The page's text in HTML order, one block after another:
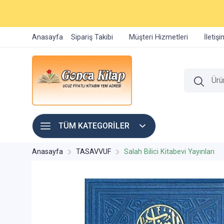
Anasayfa Sipariş Takibi Müşteri Hizmetleri
TÜM KATEGORİLER
Anasayfa TASAVVUF Salah Bilici Kitabevi Yayınları